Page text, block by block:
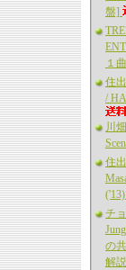
盤]
１
住
/
川
住
('13)
チ
の
解